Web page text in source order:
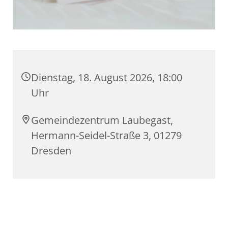
Dienstag, 18. August 2026, 18:00
Uhr
Gemeindezentrum Laubegast,
Hermann-Seidel-Straße 3, 01279
Dresden